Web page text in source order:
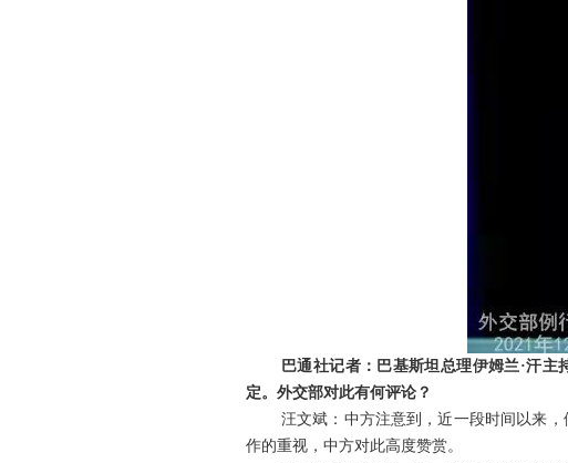
巴通社记者：巴基斯坦总理伊姆兰·汗主
定。外交部对此有何评论？
汪文斌：中方注意到，近一段时间以来
作的重视，中方对此高度赞赏。